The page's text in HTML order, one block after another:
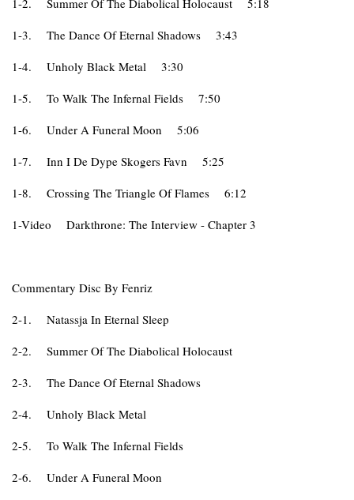
1-2. Summer Of The Diabolical Holocaust
5:18
1-3.
The Dance Of Eternal Shadows
3:43
1-4.
Unholy Black Metal
3:30
1-5.
To Walk The Infernal Fields
7:50
1-6.
Under A Funeral Moon
5:06
1-7.
Inn I De Dype Skogers Favn
5:25
1-8.
Crossing The Triangle Of Flames
6:12
1-Video
Darkthrone: The Interview - Chapter 3
Commentary Disc By Fenriz
2-1.
Natassja In Eternal Sleep
2-2.
Summer Of The Diabolical Holocaust
2-3.
The Dance Of Eternal Shadows
2-4.
Unholy Black Metal
2-5.
To Walk The Infernal Fields
2-6.
Under A Funeral Moon